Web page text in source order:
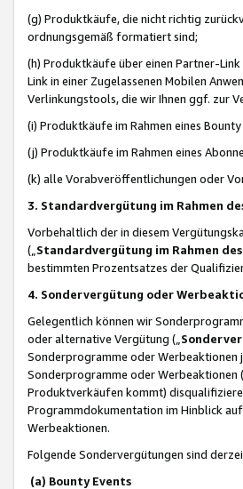
(g) Produktkäufe, die nicht richtig
ordnungsgemäß formatiert sind;
(h) Produktkäufe über einen Partner-
Link in einer Zugelassenen Mobilen
Verlinkungstools, die wir Ihnen ggf. zur
(i) Produktkäufe im Rahmen eines
(j) Produktkäufe im Rahmen eines
(k) alle Vorabveröffentlichungen oder
3. Standardvergütung im Rahmen
Vorbehaltlich der in diesem
(„ Standardvergütung im Rahmen
bestimmten Prozentsatzes der
4. Sondervergütung oder
Gelegentlich können wir
oder alternative Vergütung („
Sonderprogramme oder
Sonderprogramme oder Werbeaktionen
Produktverkäufen kommt)
Programmdokumentation im Hinblick
Werbeaktionen.
Folgende Sondervergütungen sind
(a) Bounty Events